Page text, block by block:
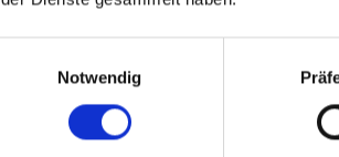
Notwendig
U-Seat Standard
Polstervarianten erhältlich,
einer schwarzen
Kunstleder/Stoffkombination